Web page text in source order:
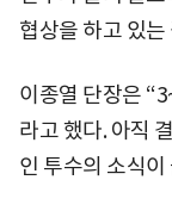
협상을 하고 있
이종열 단장은
라고 했다. 아직
인 투수의 소식